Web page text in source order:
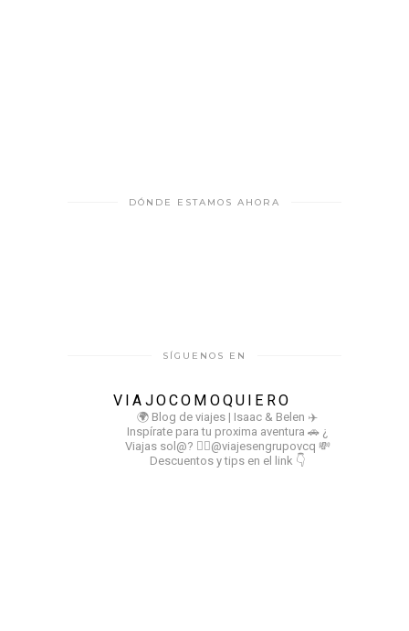
DÓNDE ESTAMOS AHORA
SÍGUENOS EN
VIAJOCOMOQUIERO
🌍 Blog de viajes | Isaac & Belen ✈️
Inspírate para tu proxima aventura 🚗 ¿
Viajas sol@? 👉🏻@viajesengrupovcq 💸
Descuentos y tips en el link 👇